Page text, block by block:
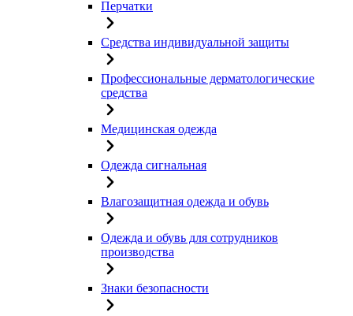
Перчатки
Средства индивидуальной защиты
Профессиональные дерматологические
средства
Медицинская одежда
Одежда сигнальная
Влагозащитная одежда и обувь
Одежда и обувь для сотрудников
производства
Знаки безопасности